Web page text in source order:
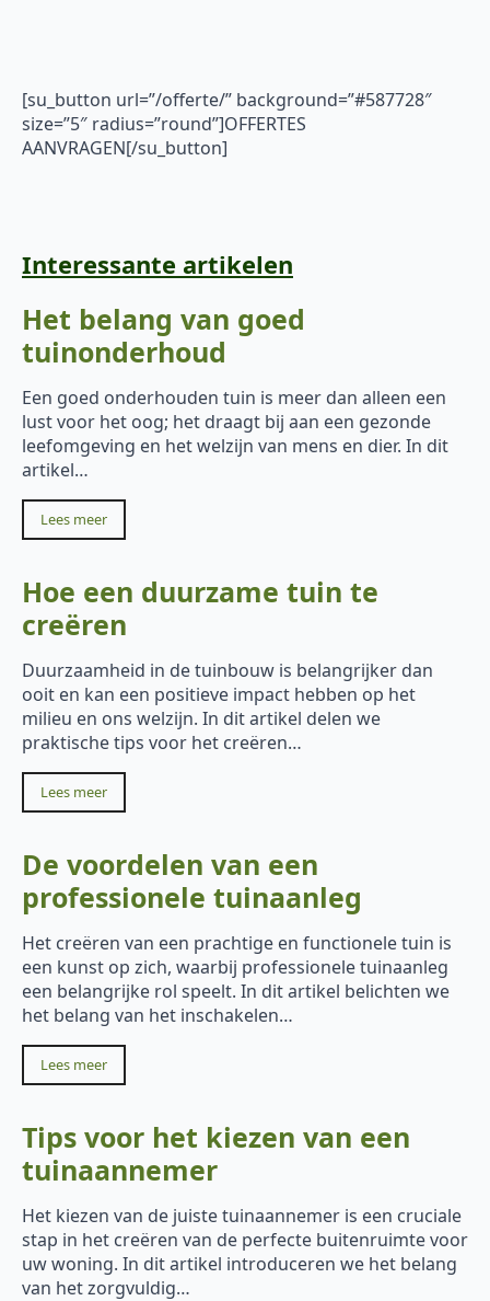
[su_button url=”/offerte/” background=”#587728″
size=”5″ radius=”round”]OFFERTES
AANVRAGEN[/su_button]
Interessante artikelen
Het belang van goed
tuinonderhoud
Een goed onderhouden tuin is meer dan alleen een
lust voor het oog; het draagt bij aan een gezonde
leefomgeving en het welzijn van mens en dier. In dit
artikel…
Lees meer
Hoe een duurzame tuin te
creëren
Duurzaamheid in de tuinbouw is belangrijker dan
ooit en kan een positieve impact hebben op het
milieu en ons welzijn. In dit artikel delen we
praktische tips voor het creëren…
Lees meer
De voordelen van een
professionele tuinaanleg
Het creëren van een prachtige en functionele tuin is
een kunst op zich, waarbij professionele tuinaanleg
een belangrijke rol speelt. In dit artikel belichten we
het belang van het inschakelen…
Lees meer
Tips voor het kiezen van een
tuinaannemer
Het kiezen van de juiste tuinaannemer is een cruciale
stap in het creëren van de perfecte buitenruimte voor
uw woning. In dit artikel introduceren we het belang
van het zorgvuldig…